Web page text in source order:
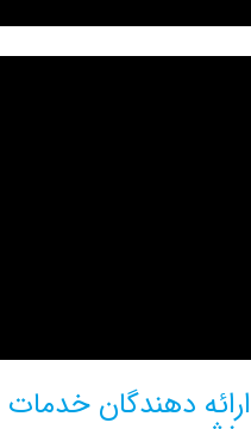
دهندگان خدمات